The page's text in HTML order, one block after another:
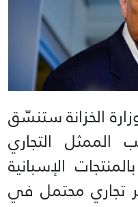
الخزانة ستنسّق
الممثل التجاري
الإسبانية
تجاري محتمل في